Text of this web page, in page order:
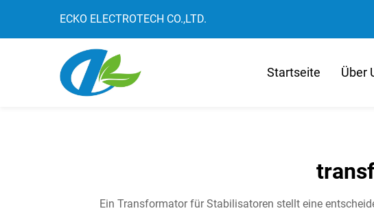
ECKO ELECTROTECH CO.,LTD.
Startseite Über
Ein Transformator für Stabilisatoren stellt eine